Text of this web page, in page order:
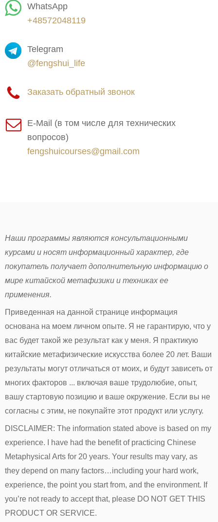
WhatsApp
+48572048119
Telegram
@fengshui_life
Заказать обратный звонок
E-Mail (в том числе для технических
вопросов)
fengshuicourses@gmail.com
Наши программы являются консультационными
курсами и носят информационный характер, где
покупатель получает дополнительную информацию о
мире китайской метафизики и техниках ее
применения.
Приведенная на данной странице информация
основана на моем личном опыте. Я не гарантирую, что у
вас будет такой же результат как у меня. Я практикую
китайские метафизические искусства более 20 лет. Ваши
результаты могут отличаться от моих, и будут зависеть от
многих факторов ... включая ваше трудолюбие, опыт,
вашу стартовую позицию и ваше окружение. Если вы не
согласны с этим, не покупайте этот продукт или услугу.
DISCLAIMER: The information stated above is based on my
experience. I have had the benefit of practicing Chinese
Metaphysical Arts for 20 years. Your results may vary, as
they depend on many factors…including your hard work,
experience, the point you start from, and the environment. If
you’re not ready to accept that, please DO NOT GET THIS
PRODUCT OR SERVICE.